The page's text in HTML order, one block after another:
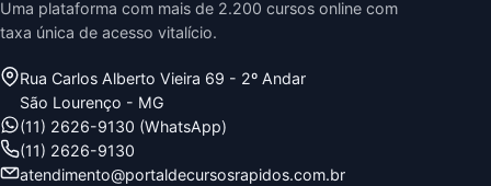
Uma plataforma com mais de 2.200 cursos online com
taxa única de acesso vitalício.
Rua Carlos Alberto Vieira 69 - 2º Andar
São Lourenço - MG
(11) 2626-9130 (WhatsApp)
(11) 2626-9130
atendimento@portaldecursosrapidos.com.br